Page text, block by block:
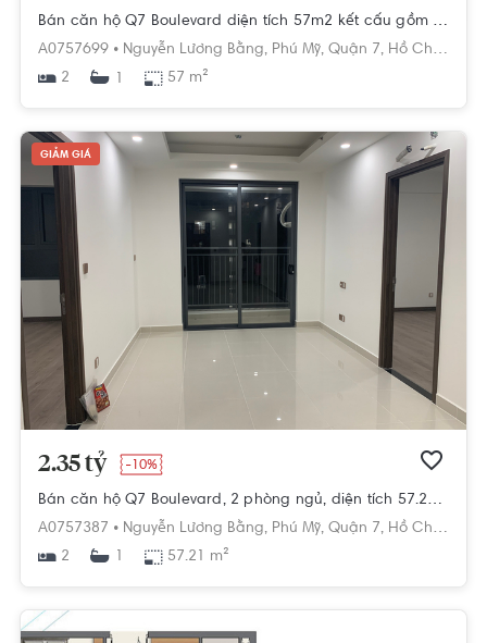
Bán căn hộ Q7 Boulevard diện tích 57m2 kết cấu gồm 2 phòng ngủ, ban công hướng Bắc
A0757699 • Nguyễn Lương Bằng, Phú Mỹ, Quận 7, Hồ Chí Minh
2
57 m²
GIẢM GIÁ
2.35 tỷ -10%
Bán căn hộ Q7 Boulevard, 2 phòng ngủ, diện tích 57.21m2, ban công hướng Tây
A0757387 • Nguyễn Lương Bằng, Phú Mỹ, Quận 7, Hồ Chí Minh
2
1 57.21 m²